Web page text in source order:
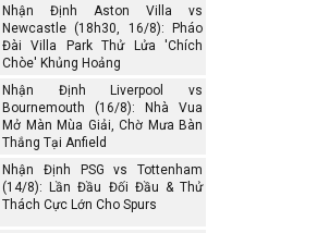
Nhận Định Aston Villa vs
Newcastle (18h30, 16/8): Pháo
Đài Villa Park Thử Lửa 'Chích
Chòe' Khủng Hoảng
Nhận Định Liverpool vs
Bournemouth (16/8): Nhà Vua
Mở Màn Mùa Giải, Chờ Mưa Bàn
Thắng Tại Anfield
Nhận Định PSG vs Tottenham
(14/8): Lần Đầu Đối Đầu & Thử
Thách Cực Lớn Cho Spurs